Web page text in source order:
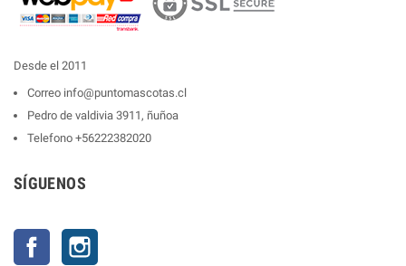
Desde el 2011
Correo info@puntomascotas.cl
Pedro de valdivia 3911, ñuñoa
Telefono +56222382020
SÍGUENOS
Facebook